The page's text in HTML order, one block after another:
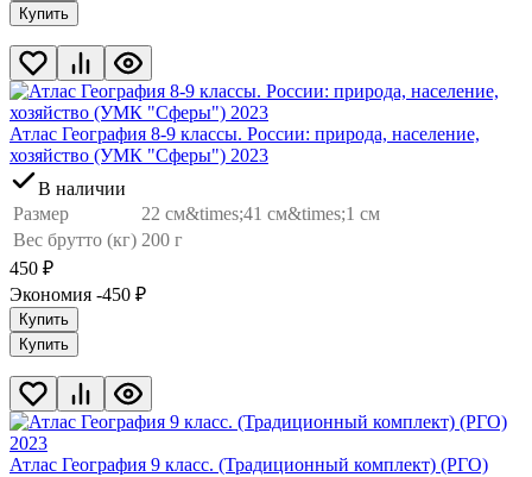
Купить
Атлас География 8-9 классы. России: природа, население,
хозяйство (УМК "Сферы") 2023
В наличии
Размер
22 см&times;41 см&times;1 см
Вес брутто (кг) 200 г
450 ₽
Экономия -450 ₽
Купить
Купить
Атлас География 9 класс. (Традиционный комплект) (РГО)